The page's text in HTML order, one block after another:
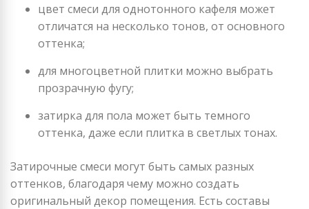
цвет смеси для однотонного кафеля может
отличатся на несколько тонов, от основного
оттенка;
для многоцветной плитки можно выбрать
прозрачную фугу;
затирка для пола может быть темного
оттенка, даже если плитка в светлых тонах.
Затирочные смеси могут быть самых разных
оттенков, благодаря чему можно создать
оригинальный декор помещения. Есть составы